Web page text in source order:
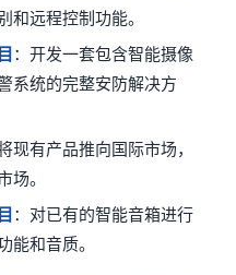
和远程控制功能。
：开发一套包含智能摄像
系统的完整安防解决方
现有产品推向国际市场，
场。
：对已有的智能音箱进行
能和音质。